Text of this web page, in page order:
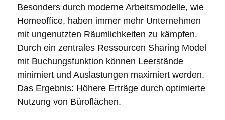
Besonders durch moderne Arbeitsmodelle, wie
Homeoffice, haben immer mehr Unternehmen
mit ungenutzten Räumlichkeiten zu kämpfen.
Durch ein zentrales Ressourcen Sharing Model
mit Buchungsfunktion können Leerstände
minimiert und Auslastungen maximiert werden.
Das Ergebnis: Höhere Erträge durch optimierte
Nutzung von Büroflächen.